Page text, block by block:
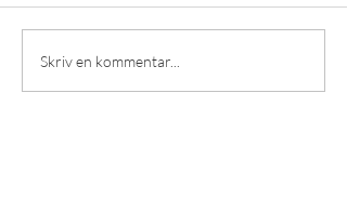
Studieplatser - Del 2
[English below]
Skriv en kommentar...